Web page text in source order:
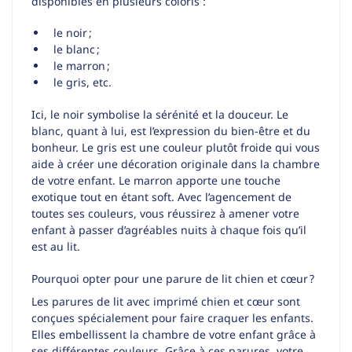
le noir ;
le blanc ;
le marron ;
le gris, etc.
Ici, le noir symbolise la sérénité et la douceur. Le
blanc, quant à lui, est l’expression du bien-être et du
bonheur. Le gris est une couleur plutôt froide qui vous
aide à créer une décoration originale dans la chambre
de votre enfant. Le marron apporte une touche
exotique tout en étant soft. Avec l’agencement de
toutes ses couleurs, vous réussirez à amener votre
enfant à passer d’agréables nuits à chaque fois qu’il
est au lit.
Pourquoi opter pour une parure de lit chien et cœur ?
Les parures de lit avec imprimé chien et cœur sont
conçues spécialement pour faire craquer les enfants.
Elles embellissent la chambre de votre enfant grâce à